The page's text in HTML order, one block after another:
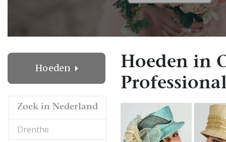
Hoeden
Zoek in Nederland
Drenthe
Hoeden in